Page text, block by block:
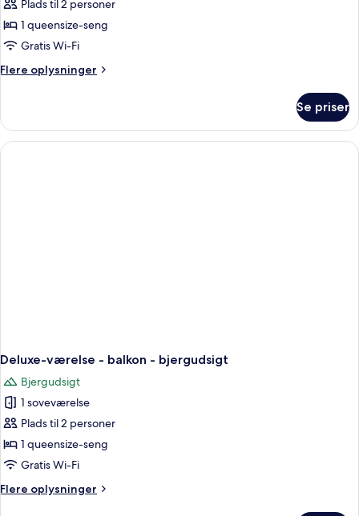
Plads til 2 personer
1 queensize-seng
Gratis Wi-Fi
Flere oplysninger
Flere
værelse
Se priser
Deluxe-værelse - balkon - bjergudsigt
Bjergudsigt
1 soveværelse
Plads til 2 personer
1 queensize-seng
Gratis Wi-Fi
Flere oplysninger
Flere